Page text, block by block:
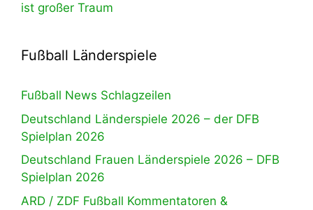
ist großer Traum
Fußball Länderspiele
Fußball News Schlagzeilen
Deutschland Länderspiele 2026 – der DFB
Spielplan 2026
Deutschland Frauen Länderspiele 2026 – DFB
Spielplan 2026
ARD / ZDF Fußball Kommentatoren &